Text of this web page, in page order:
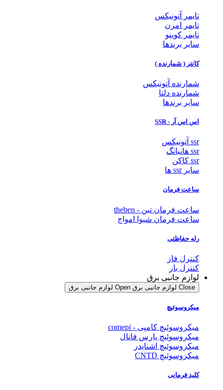
تایمر آتونیکس
تایمر امرن
تایمر کوینو
سایر برندها
کانتر ( شمارنده )
شمارنده آتونیکس
شمارنده دلتا
سایر برندها
اس اس آر - SSR
ssr آتونیکس
ssr هانیانگ
ssr کاکن
سایر ssr ها
ساعت فرمان
ساعت فرمان تبن - theben
ساعت فرمان شیوا امواج
رله حفاظتی
کنترل فاز
کنترل بار
لوازم جانبی برق
Close لوازم جانبی برق Open لوازم جانبی برق
میکروسوئیچ
میکروسوئیچ کامپی - comepi
میکروسوئیچ پارس فانال
میکروسوئیچ اشنایدر
میکروسوئیچ CNTD
کلید فرمانی